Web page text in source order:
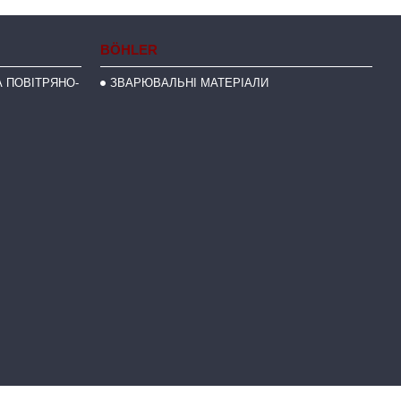
ПОВІТРЯНО-
BÖHLER
ЗВАРЮВАЛЬНІ МАТЕРІАЛИ